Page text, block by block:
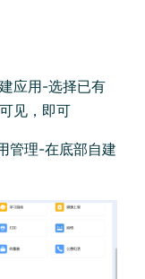
应用-选择已有
见，即可
管理-在底部自建